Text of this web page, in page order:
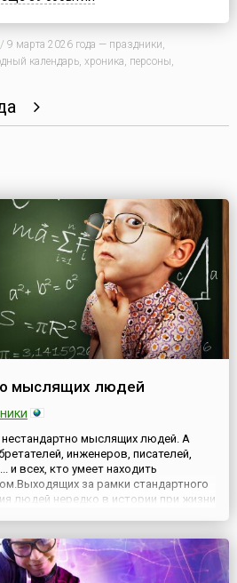
/ 9 марта 2026 года — праздники,
календарь, хроника, персоны,
мыслящих людей
нестандартно мыслящих людей. А
инженеров, писателей,
и всех, кто умеет находить
за рамки стандартного
людей нередко в истории при жизни